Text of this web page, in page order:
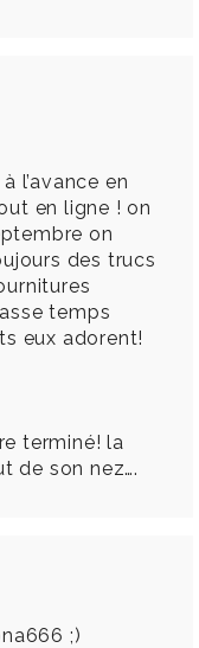
l’avance en
en ligne ! on
on
des trucs
temps
eux adorent!
terminé! la
de son nez….
;)